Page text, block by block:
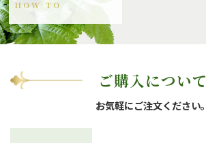
初めての方へ
お客様の声
HOW TO
ご購入について
お気軽にご注文ください。